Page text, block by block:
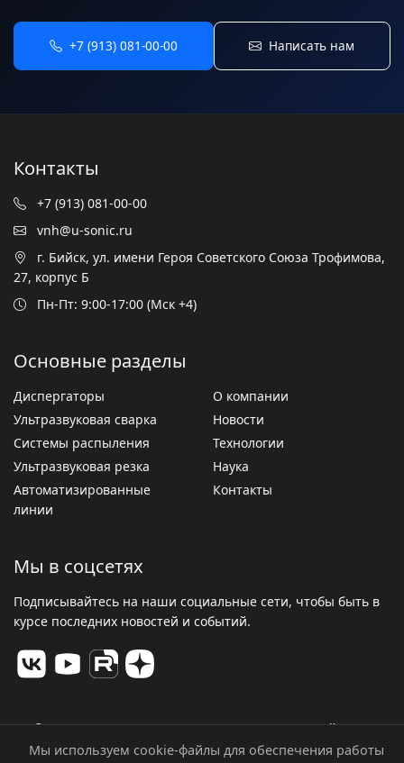
+7 (913) 081-00-00 Написать нам
Контакты
+7 (913) 081-00-00
vnh@u-sonic.ru
г. Бийск, ул. имени Героя Советского Союза Трофимова,
27, корпус Б
Пн-Пт: 9:00-17:00 (Мск +4)
Основные разделы
Диспергаторы
Ультразвуковая сварка
Системы распыления
Ультразвуковая резка
Автоматизированные
линии
О компании
Новости
Технологии
Наука
Контакты
Мы в соцсетях
Подписывайтесь на наши социальные сети, чтобы быть в
курсе последних новостей и событий.
© 2026 ООО «Центр Ультразвуковых Технологий». Все
права защищены.
Мы используем cookie-файлы для обеспечения работы